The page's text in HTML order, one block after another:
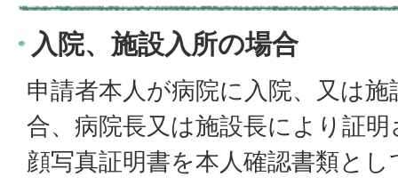
入院、施設入所の場合
申請者本人が病院に入院、又は
合、病院長又は施設長により証
顔写真証明書を本人確認書類と